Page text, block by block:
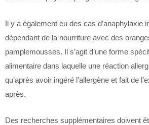
Il y a également eu des cas d’anaphylaxie
dépendant de la nourriture avec des
pamplemousses. Il s’agit d’une forme
alimentaire dans laquelle une réaction
qu’après avoir ingéré l’allergène et fait de
après.
Des recherches supplémentaires doivent